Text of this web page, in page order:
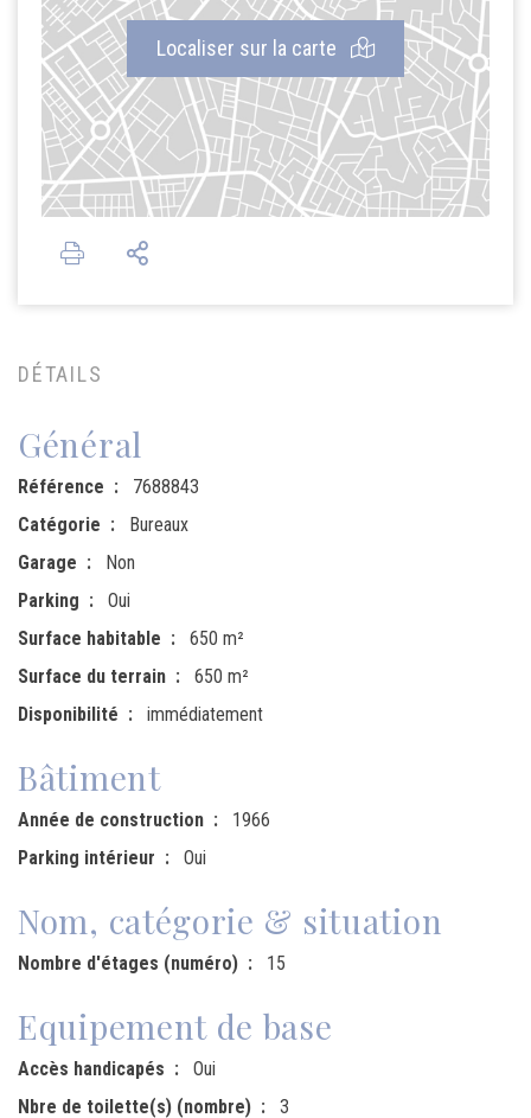
Localiser sur la carte
DÉTAILS
Général
Référence
7688843
Catégorie
Bureaux
Garage
Non
Parking
Oui
Surface habitable
650 m²
Surface du terrain
650 m²
Disponibilité
immédiatement
Bâtiment
Année de construction
1966
Parking intérieur
Oui
Nom, catégorie & situation
Nombre d'étages (numéro) 15
Equipement de base
Accès handicapés
Oui
Nbre de toilette(s) (nombre)
3